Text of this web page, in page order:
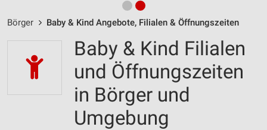
Börger Baby & Kind Angebote, Filialen & Öffnungszeiten
Baby & Kind Filialen
und Öffnungszeiten
in Börger und
Umgebung